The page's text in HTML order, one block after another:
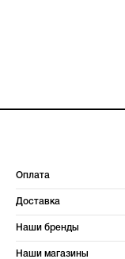
Оплата
Доставка
Наши бренды
Наши магазины